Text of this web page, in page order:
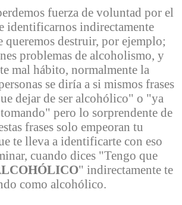
fuerza de voluntad por el
identificarnos indirectamente
queremos destruir, por ejemplo;
problemas de alcoholismo, y
mal hábito, normalmente la
se diría a si mismos frases
dejar de ser alcohólico" o "ya
pero lo sorprendente de
frases solo empeoran tu
te lleva a identificarte con eso
cuando dices "Tengo que
" indirectamente te
como alcohólico.